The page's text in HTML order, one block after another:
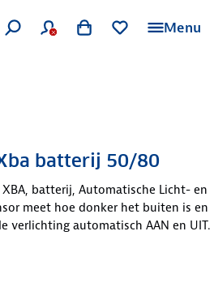
Menu
batterij 50/80
batterij, Automatische Licht- en
meet hoe donker het buiten is en
verlichting automatisch AAN en UIT.